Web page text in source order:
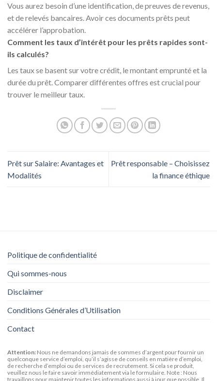
Vous aurez besoin d’une identification, de preuves de revenus,
et de relevés bancaires. Avoir ces documents prêts peut
accélérer l’approbation.
Comment les taux d’intérêt pour les prêts rapides sont-
ils calculés?
Les taux se basent sur votre crédit, le montant emprunté et la
durée du prêt. Comparer différentes offres est crucial pour
trouver le meilleur taux.
Prêt sur Salaire: Avantages et
Modalités
Prêt responsable – Choisissez
la finance éthique
Politique de confidentialité
Qui sommes-nous
Disclaimer
Conditions Générales d’Utilisation
Contact
Attention: Nous ne demandons jamais de sommes d’argent pour fournir un
quelconque service d’emploi, qu’il s’agisse de conseils en matière d’emploi,
de recherche d’emploi ou de services de recrutement. Si cela se produit,
veuillez nous le faire savoir immédiatement via le formulaire. Note : Nous
travaillons pour maintenir toutes les informations aussi à jour que possible. Il